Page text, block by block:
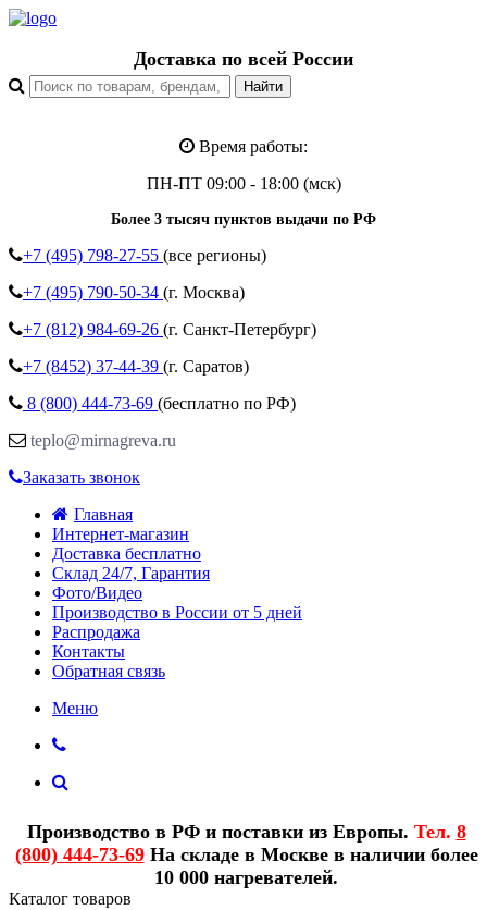
Доставка по всей России
Время работы:
ПН-ПТ 09:00 - 18:00 (мск)
Более 3 тысяч пунктов выдачи по РФ
+7 (495) 798-27-55 (все регионы)
+7 (495) 790-50-34 (г. Москва)
+7 (812) 984-69-26 (г. Санкт-Петербург)
+7 (8452) 37-44-39 (г. Саратов)
8 (800) 444-73-69 (бесплатно по РФ)
teplo@mirnagreva.ru
Заказать звонок
Главная
Интернет-магазин
Доставка бесплатно
Склад 24/7, Гарантия
Фото/Видео
Производство в России от 5 дней
Распродажа
Контакты
Обратная связь
Меню
Производство в РФ и поставки из Европы. Тел. 8
(800) 444-73-69На складе в Москве в наличии более
10 000 нагревателей.
Каталог товаров